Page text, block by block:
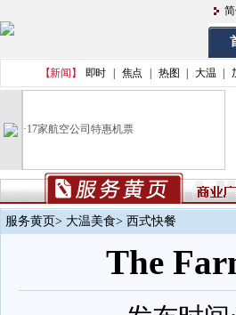
【新闻】 即时 焦点 热图 大温
·17家航空公司特惠机票
服务黄页> 大温美食> 西式快餐
The